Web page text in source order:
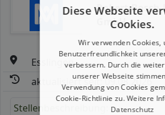
Robert-
GmbH
Esslingen
aktualisiert seit: 09.08.2026
Stellenbeschreibung:
Diese Webseite
Cookies.
Wir verwenden Cookies,
Benutzerfreundlichkeit
verbessern. Durch die
unserer Webseite
Verwendung von Cookies
Cookie-Richtlinie zu.Weitere
Datenschutz